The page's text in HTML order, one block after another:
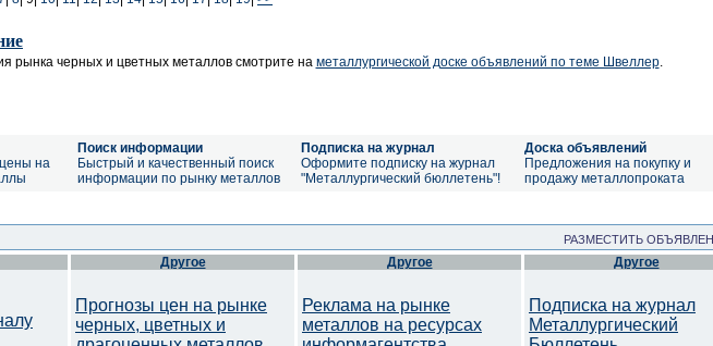
рынка черных и цветных металлов смотрите на металлургической доске объявлений по теме Швеллер.
на
Поиск информации
Быстрый и качественный поиск
информации по рынку металлов
Подписка на журнал
Оформите подписку на журнал
"Металлургический бюллетень"!
Доска объявлений
Предложения на покупку и
продажу металлопроката
РАЗМЕСТИТЬ
Другое
Прогнозы цен на рынке
черных, цветных и
Другое
Реклама на рынке
металлов на ресурсах
Другое
Подписка на журнал
Металлургический